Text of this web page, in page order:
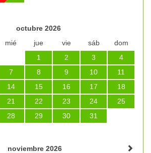
octubre 2026
mié jue vie sáb
dom
1
2 3
4
7 8 9 10
11
14 15 16 17
18
21 22 23 24
25
28 29 30 31
noviembre 2026